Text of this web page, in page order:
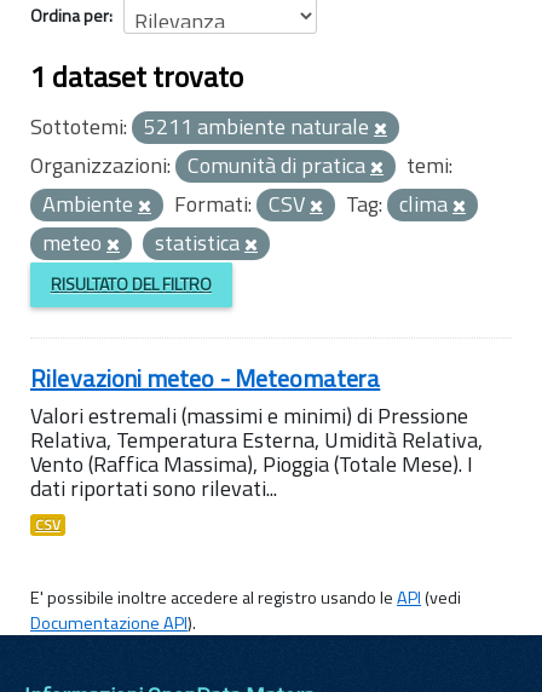
Ordina per
1 dataset trovato
Sottotemi: 5211 ambiente naturale
Organizzazioni: Comunità di pratica
temi:
Ambiente
Formati: CSV Tag: clima
meteo
statistica
RISULTATO DEL FILTRO
Rilevazioni meteo - Meteomatera
Valori estremali (massimi e minimi) di Pressione
Relativa, Temperatura Esterna, Umidità Relativa,
Vento (Raffica Massima), Pioggia (Totale Mese). I
dati riportati sono rilevati...
CSV
E' possibile inoltre accedere al registro usando leAPI(vedi
Documentazione API).